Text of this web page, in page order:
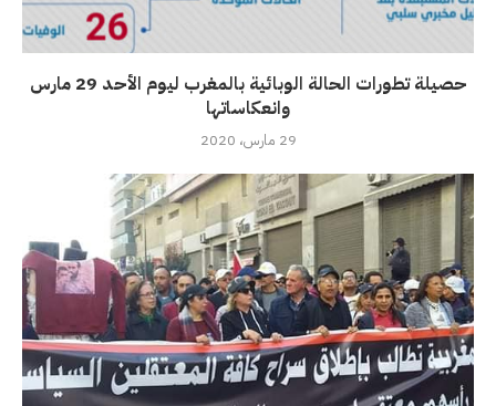
حصيلة تطورات الحالة الوبائية بالمغرب ليوم الأحد 29 مارس
وانعكاساتها
29 مارس، 2020